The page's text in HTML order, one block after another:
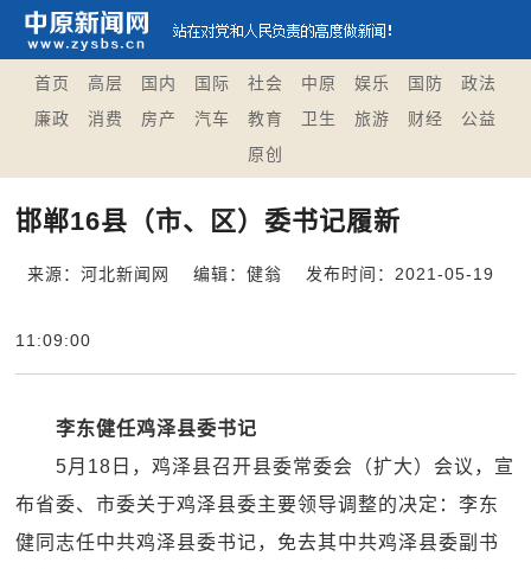
首页 高层 国内 国际 社会 中原 娱乐 国防
政法
廉政
消费 房产 汽车 教育 卫生 旅游 财经
公益
原创
邯郸16县（市、区）委书记履新
来源：河北新闻网 编辑：健翁 发布时间：2021-05-19
11:09:00
李东健任鸡泽县委书记
5月18日，鸡泽县召开县委常委会（扩大）会议，宣
布省委、市委关于鸡泽县委主要领导调整的决定：李东
健同志任中共鸡泽县委书记，免去其中共鸡泽县委副书